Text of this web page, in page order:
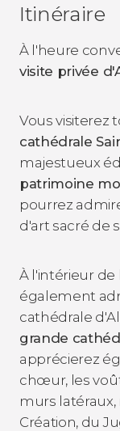
Itinéraire
À l'heure
visite privée
Vous visiterez
cathédrale
majestueux
patrimoine
pourrez
d'art sacré de
À l'intérieur de
également
cathédrale
grande
apprécierez
chœur, les
murs
Création, du